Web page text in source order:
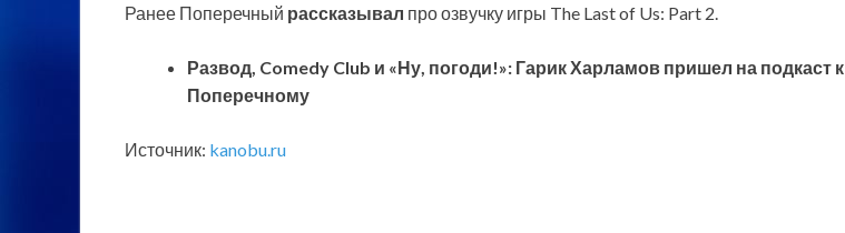
Ранее Поперечный рассказывал про озвучку игры The Last of Us: Part 2.
Развод, Comedy Club и «Ну, погоди!»: Гарик Харламов пришел на подкаст к
Поперечному
Источник: kanobu.ru